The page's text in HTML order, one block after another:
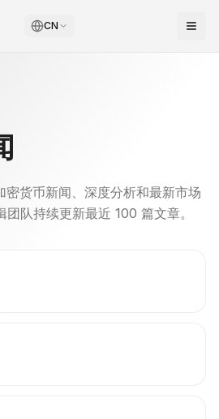
CN
密货币新闻、深度分析和最新市场
队持续更新最近 100 篇文章。